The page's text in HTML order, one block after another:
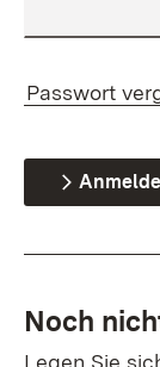
Passwort
Noch
Legen Sie